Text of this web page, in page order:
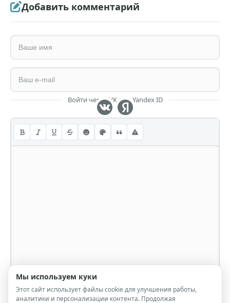
Добавить комментарий
Войти через VK или Yandex ID
Мы используем куки
Этот сайт использует файлы cookie для улучшения работы,
аналитики и персонализации контента. Продолжая